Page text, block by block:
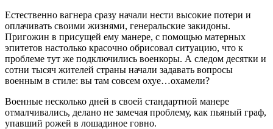
Естественно вагнера сразу начали нести высокие потери и
оплачивать своими жизнями, генеральские закидоны.
Пригожин в присущей ему манере, с помощью матерных
эпитетов настолько красочно обрисовал ситуацию, что к
проблеме тут же подключились военкоры. А следом десятки и
сотни тысяч жителей страны начали задавать вопросы
военным в стиле: вы там совсем охуе…охамели?
Военные несколько дней в своей стандартной манере
отмалчивались, делано не замечая проблему, как пьяный граф,
упавший рожей в лошадиное говно.